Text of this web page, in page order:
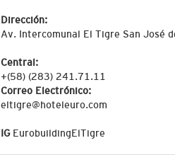
Dirección:
Av. Intercomunal El Tigre San José
Central:
+(58) (283) 241.71.11
Correo Electrónico:
eltigre@hoteleuro.com
IGEurobuildingElTigre